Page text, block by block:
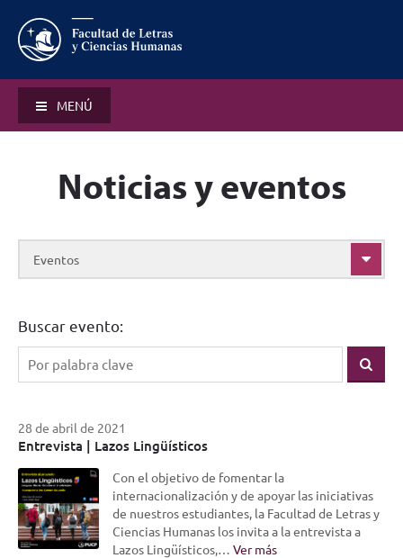
MENÚ
Noticias y eventos
Eventos
Buscar evento:
28 de abril de 2021
Entrevista | Lazos Lingüísticos
Con el objetivo de fomentar la
internacionalización y de apoyar las iniciativas
de nuestros estudiantes, la Facultad de Letras y
Ciencias Humanas los invita a la entrevista a
Lazos Lingüísticos,… Ver más